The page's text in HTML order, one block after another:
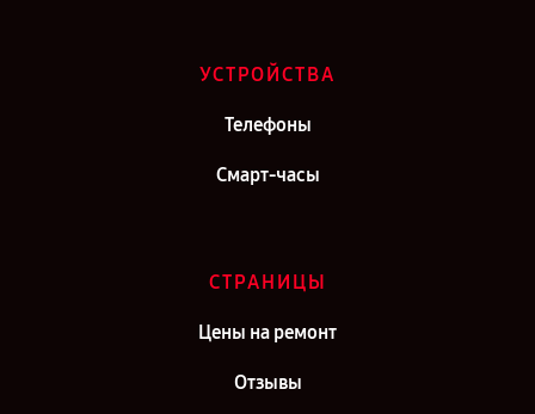
УСТРОЙСТВА
Телефоны
Смарт-часы
СТРАНИЦЫ
Цены на ремонт
Отзывы